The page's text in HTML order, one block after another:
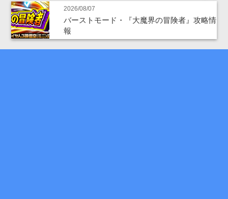
2026/08/07
バーストモード・『大魔界の冒険者』攻略情
報